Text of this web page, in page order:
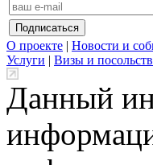
О проекте | Новости и
Услуги | Визы и
Данный